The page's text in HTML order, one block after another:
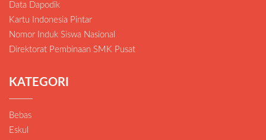
Data Dapodik
Kartu Indonesia Pintar
Nomor Induk Siswa Nasional
Direktorat Pembinaan SMK Pusat
KATEGORI
Bebas
Eskul